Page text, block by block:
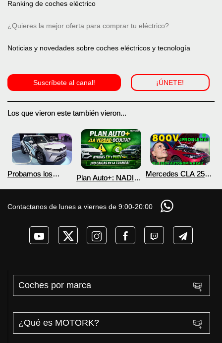
Ranking de coches eléctrico
¿Quieres la mejor oferta para comprar tu eléctrico?
Noticias y novedades sobre coches eléctricos y tecnología
Suscríbete al canal! ¡ÚNETE!
Los que vieron este también vieron...
Probamos los
DM-i y EV con más
Plan Auto+: NADIE
coches eléctricos y
PHEV 2026
Mercedes CLA 250+
COCHE que NO lo
necesita? PRUEBA
de AUTONOMÍA
Contactanos de lunes a viernes de 9:00-20:00
Coches por marca
¿Qué es MOTORK?